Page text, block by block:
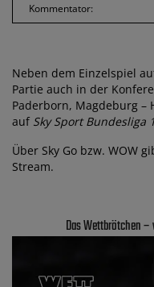
Kommentator:
Neben dem Einzelspiel
Partie auch in der
Paderborn, Magdeburg –
auf Sky Sport Bundesliga
Über Sky Go bzw. WOW
Stream.
Das Wettbrötchen